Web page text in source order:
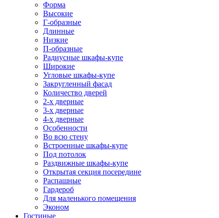
Форма
Высокие
Г-образные
Длинные
Низкие
П-образные
Радиусные шкафы-купе
Широкие
Угловые шкафы-купе
Закругленный фасад
Количество дверей
2-х дверные
3-х дверные
4-х дверные
Особенности
Во всю стену
Встроенные шкафы-купе
Под потолок
Раздвижные шкафы-купе
Открытая секция посередине
Распашные
Гардероб
Для маленького помещения
Эконом
Гостиные